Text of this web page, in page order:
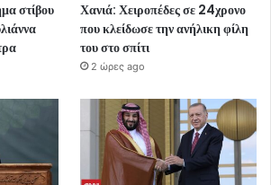
στίβου
Χανιά: Χειροπέδες σε 24χρονο
που κλείδωσε την ανήλικη φίλη
του στο σπίτι
2 ώρες ago